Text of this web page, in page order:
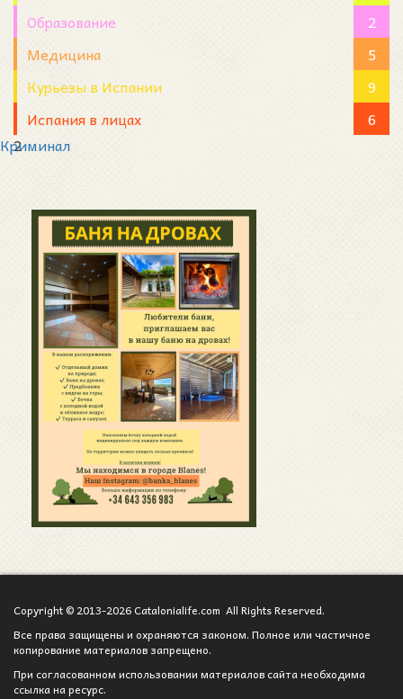
Образование
2
Медицина
5
Курьезы в Испании
9
Испания в лицах
6
Криминал
2
Copyright © 2013-2026 Catalonialife.com All Rights Reserved.
Все права защищены и охраняются законом. Полное или частичное
копирование материалов запрещено.
При согласованном использовании материалов сайта необходима
ссылка на ресурс.